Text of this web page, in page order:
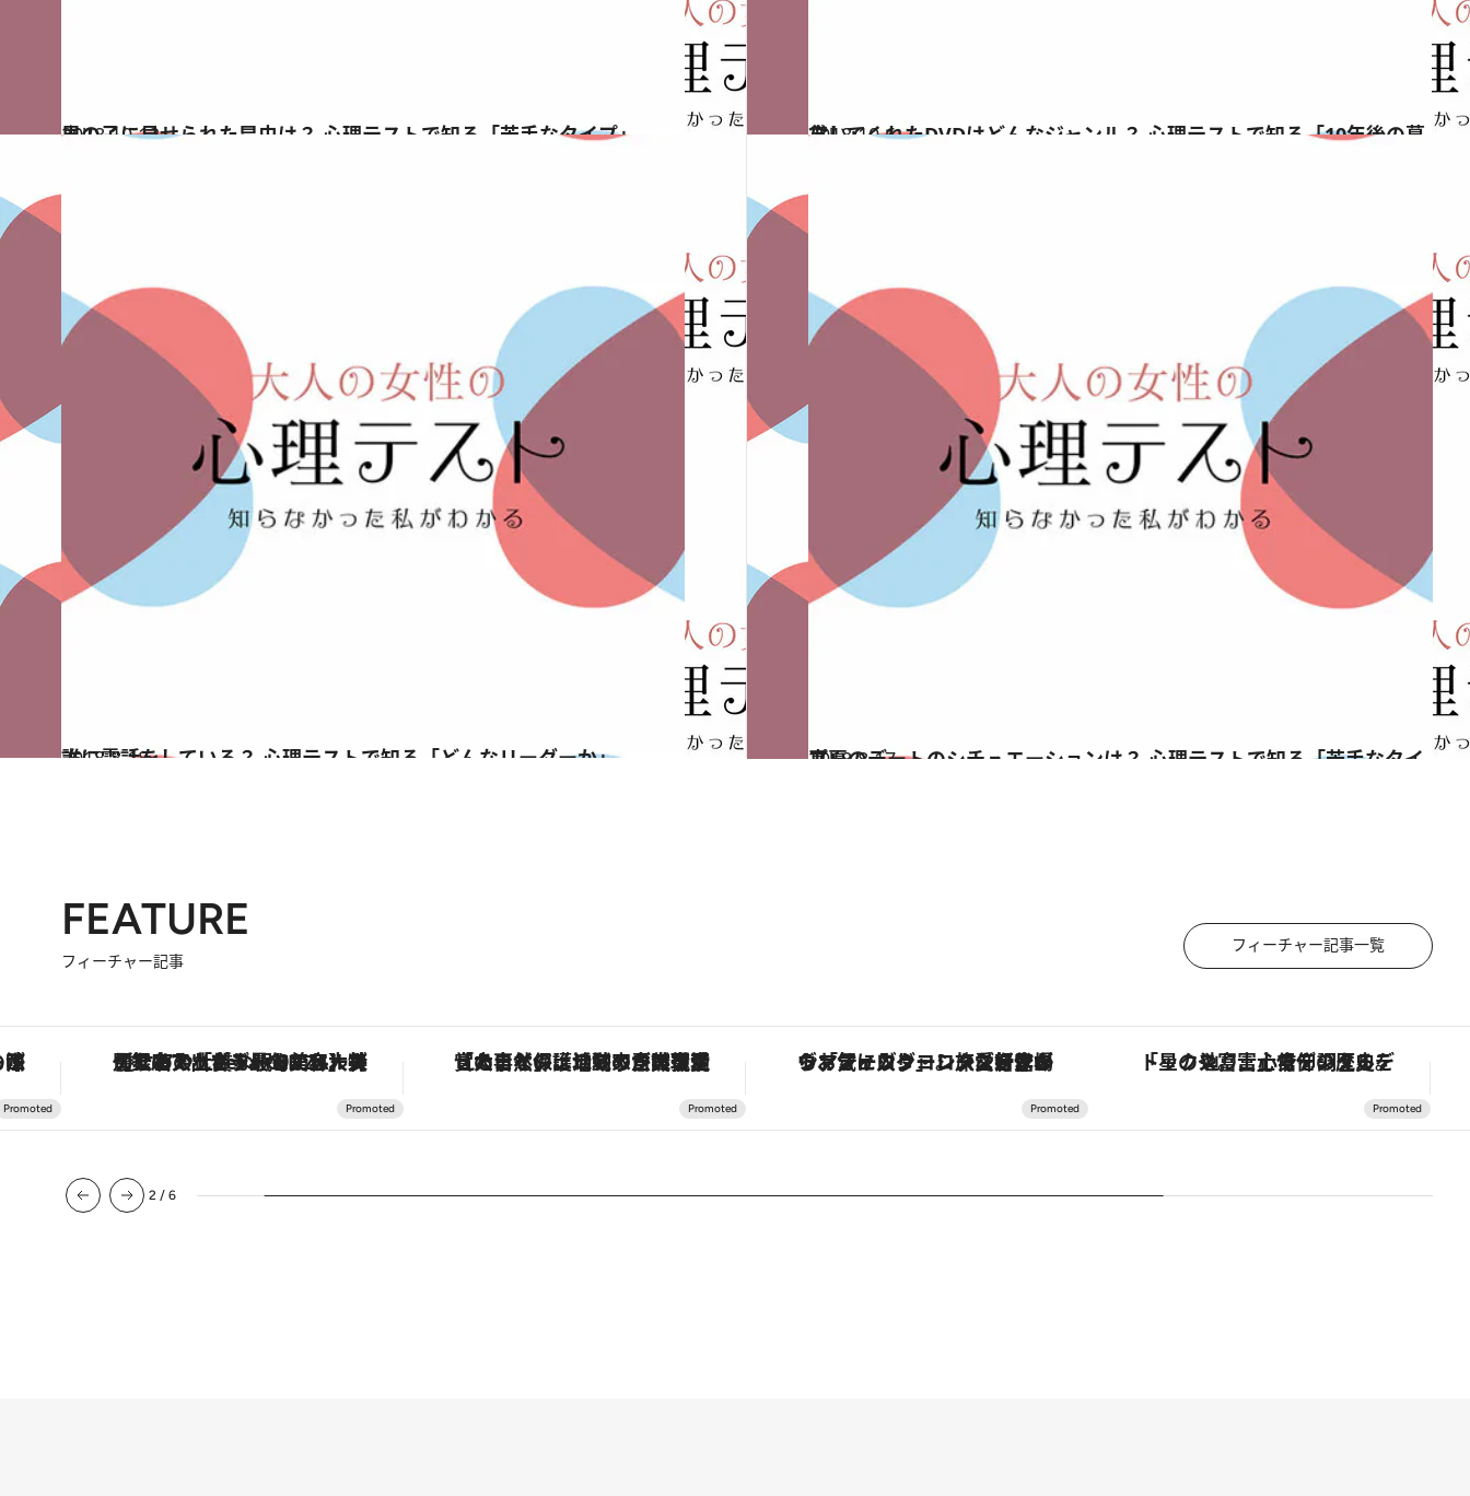
2018.10.12
男の子に見せられた昆虫は？ 心理テストで知る「苦手なタイプ」
占い 2018.10.6
貸してくれたDVDはどんなジャンル？ 心理テストで知る「10年後の暮らし」
占い
2018.8.18
誰に電話をしている？ 心理テストで知る「どんなリーダーか」
占い 2018.8.17
真夏のデートのシチュエーションは？ 心理テストで知る「苦手なタイプ」
占い
FEATURE
フィーチャー記事
フィーチャー記事一覧
【銀座で出合う最旬美容】美髪ケアや上質な眠り…セルフケアのアップデートから、特別な名入れギフトまで。大人のための「ReFa GINZA」クルーズ 「大事なのは地域の意識を変えること」。ロレックス賞受賞の自然保護活動家が実現させたナイジェリアの自然環境の復活 ヴァシュロン・コンスタンタン「オーヴァーシーズ・オートマティック」。旅愛好家のお気に入りコレクションから、ジェンダーレスな新作が登場 「星のや富士」でデジタルデトックス。冨士信仰の歴史を辿り、心身を調える。
3 / 6